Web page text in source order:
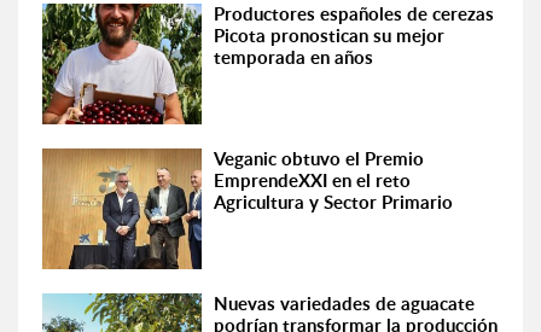
Productores españoles de cerezas
Picota pronostican su mejor
temporada en años
Veganic obtuvo el Premio
EmprendeXXI en el reto
Agricultura y Sector Primario
Nuevas variedades de aguacate
podrían transformar la producción